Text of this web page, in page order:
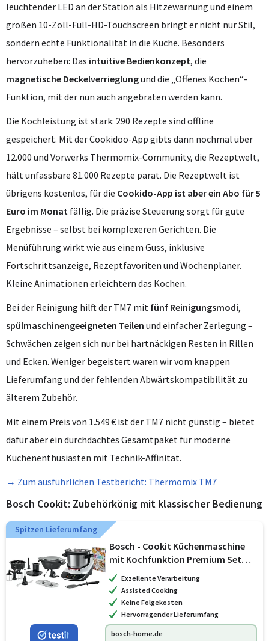
leuchtender LED an der Station als Hitzewarnung und einem
großen 10-Zoll-Full-HD-Touchscreen bringt er nicht nur Stil,
sondern echte Funktionalität in die Küche. Besonders
hervorzuheben: Das intuitive Bedienkonzept, die
magnetische Deckelverrieglungund die „Offenes Kochen“-
Funktion, mit der nun auch angebraten werden kann.
Die Kochleistung ist stark: 290 Rezepte sind offline
gespeichert. Mit der Cookidoo-App gibts dann nochmal über
12.000 und Vorwerks Thermomix-Community, die Rezeptwelt,
hält unfassbare 81.000 Rezepte parat. Die Rezeptwelt ist
übrigens kostenlos, für die Cookido-App ist aber ein Abo für 5
Euro im Monat fällig. Die präzise Steuerung sorgt für gute
Ergebnisse – selbst bei komplexeren Gerichten. Die
Menüführung wirkt wie aus einem Guss, inklusive
Fortschrittsanzeige, Rezeptfavoriten und Wochenplaner.
Kleine Animationen erleichtern das Kochen.
Bei der Reinigung hilft der TM7 mit fünf Reinigungsmodi,
spülmaschinengeeigneten Teilen und einfacher Zerlegung –
Schwächen zeigen sich nur bei hartnäckigen Resten in Rillen
und Ecken. Weniger begeistert waren wir vom knappen
Lieferumfang und der fehlenden Abwärtskompatibilität zu
älterem Zubehör.
Mit einem Preis von 1.549 € ist der TM7 nicht günstig – bietet
dafür aber ein durchdachtes Gesamtpaket für moderne
Küchenenthusiasten mit Technik-Affinität.
→ Zum ausführlichen Testbericht: Thermomix TM7
Bosch Cookit: Zubehörkönig mit klassischer Bedienung
Spitzen Lieferumfang
Bosch - Cookit Küchenmaschine
mit Kochfunktion Premium Set
WeißExzellente Verarbeitung
Assisted Cooking
Keine Folgekosten
Hervorragender Lieferumfang
bosch-home.de